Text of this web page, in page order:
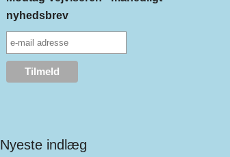
nyhedsbrev
Nyeste indlæg